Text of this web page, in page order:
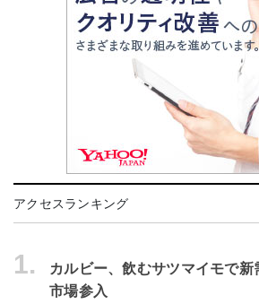
アクセスランキング
1.
カルビー、飲むサツマイモで
市場参入